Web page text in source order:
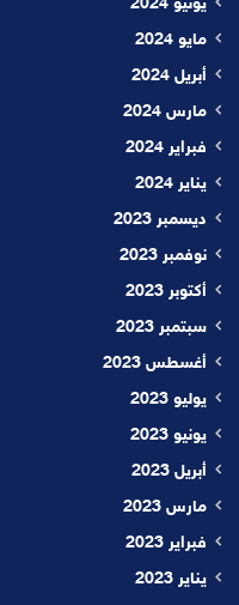
يونيو 2024
مايو 2024
أبريل 2024
مارس 2024
فبراير 2024
يناير 2024
ديسمبر 2023
نوفمبر 2023
أكتوبر 2023
سبتمبر 2023
أغسطس 2023
يوليو 2023
يونيو 2023
أبريل 2023
مارس 2023
فبراير 2023
يناير 2023